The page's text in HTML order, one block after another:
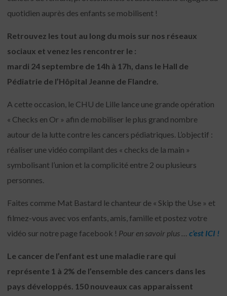
quotidien auprès des enfants se mobilisent !
Retrouvez les tout au long du mois sur nos réseaux
sociaux et venez les rencontrer le :
mardi 24 septembre de 14h à 17h, dans le Hall de
Pédiatrie de l’Hôpital Jeanne de Flandre.
A cette occasion, le CHU de Lille lance une grande opération
« Checks en Or » afin de mobiliser le plus grand nombre
autour de la lutte contre les cancers pédiatriques. L’objectif :
réaliser une vidéo compilant des « checks de la main »
symbolisant l’union et la complicité entre 2 ou plusieurs
personnes.
Faites comme Mat Bastard le chanteur de « Skip the Use » et
filmez-vous avec vos enfants, amis, famille et postez votre
vidéo sur notre page facebook ! Pour en savoir plus …c’est ICI !
Le cancer de l’enfant est une maladie rare qui
représente 1 à 2% de l’ensemble des cancers dans les
pays développés. 150 nouveaux cas apparaissent